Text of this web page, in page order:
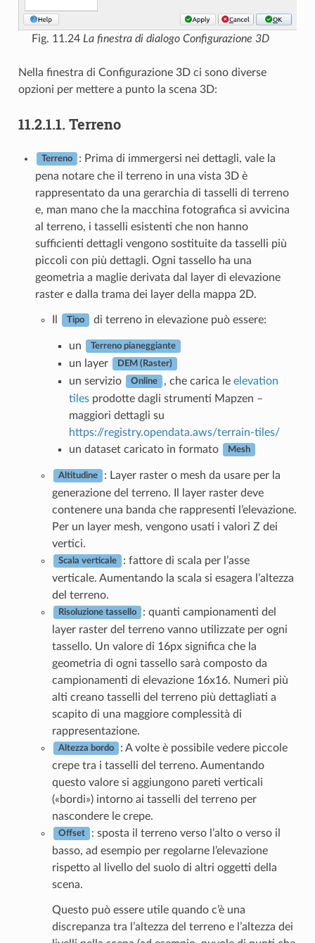
Fig. 11.24 La finestra di dialogo Configurazione 3D
Nella finestra di Configurazione 3D ci sono diverse
opzioni per mettere a punto la scena 3D:
11.2.1.1. Terreno
Terreno
: Prima di immergersi nei dettagli, vale la
pena notare che il terreno in una vista 3D è
rappresentato da una gerarchia di tasselli di terreno
e, man mano che la macchina fotografica si avvicina
al terreno, i tasselli esistenti che non hanno
sufficienti dettagli vengono sostituite da tasselli più
piccoli con più dettagli. Ogni tassello ha una
geometria a maglie derivata dal layer di elevazione
raster e dalla trama dei layer della mappa 2D.
Tipo di terreno in elevazione può essere:
un Terreno pianeggiante
un layer DEM (Raster)
un servizio Online , che carica le elevation
tilesprodotte dagli strumenti Mapzen –
maggiori dettagli su
https://registry.opendata.aws/terrain-tiles/
un dataset caricato in formato
Mesh
Altitudine
: Layer raster o mesh da usare per la
generazione del terreno. Il layer raster deve
contenere una banda che rappresenti l’elevazione.
Per un layer mesh, vengono usati i valori Z dei
vertici.
Scala verticale
: fattore di scala per l’asse
verticale. Aumentando la scala si esagera l’altezza
del terreno.
Risoluzione tassello
: quanti campionamenti del
layer raster del terreno vanno utilizzate per ogni
tassello. Un valore di 16px significa che la
geometria di ogni tassello sarà composto da
campionamenti di elevazione 16x16. Numeri più
alti creano tasselli del terreno più dettagliati a
scapito di una maggiore complessità di
rappresentazione.
Altezza bordo
: A volte è possibile vedere piccole
crepe tra i tasselli del terreno. Aumentando
questo valore si aggiungono pareti verticali
(«bordi») intorno ai tasselli del terreno per
nascondere le crepe.
Offset
: sposta il terreno verso l’alto o verso il
basso, ad esempio per regolarne l’elevazione
rispetto al livello del suolo di altri oggetti della
scena.
Questo può essere utile quando c’è una
discrepanza tra l’altezza del terreno e l’altezza dei